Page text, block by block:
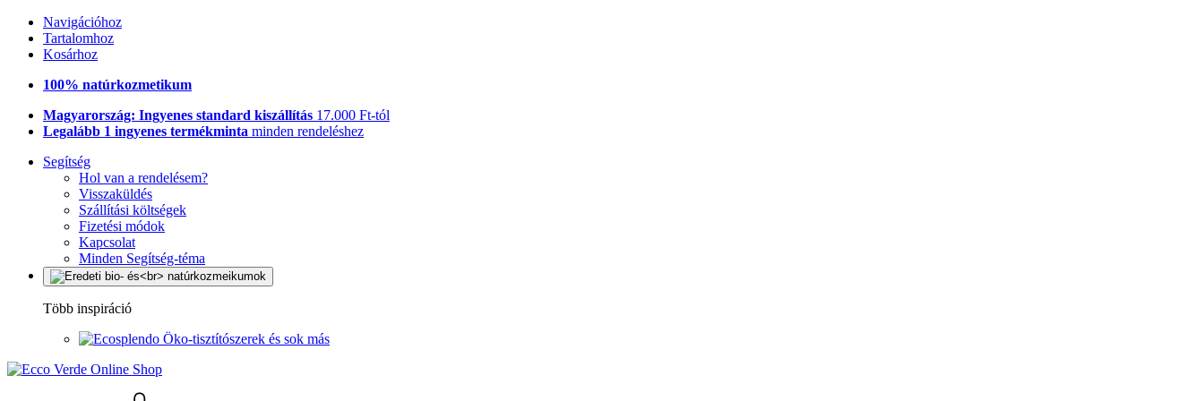
Navigációhoz
Tartalomhoz
Kosárhoz
100% natúrkozmetikum
Magyarország: Ingyenes standard kiszállítás 17.000 Ft-tól
Legalább 1 ingyenes termékminta minden rendeléshez
Segítség
Hol van a rendelésem?
Visszaküldés
Szállítási költségek
Fizetési módok
Kapcsolat
Minden Segítség-téma
Több inspiráció
Öko-tisztítószerek és sok más